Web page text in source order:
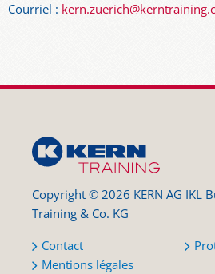
Courriel :
Copyright © 2026 KERN AG IKL
Training & Co. KG
Contact
Mentions légales